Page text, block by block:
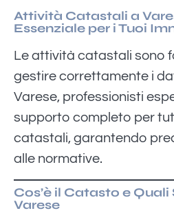
Attività Catastali a
Essenziale per i Tuoi
Le attività catastali sono
gestire correttamente i
Varese, professionisti
supporto completo per
catastali, garantendo
alle normative.
Cos’è il Catasto e Quali
Varese